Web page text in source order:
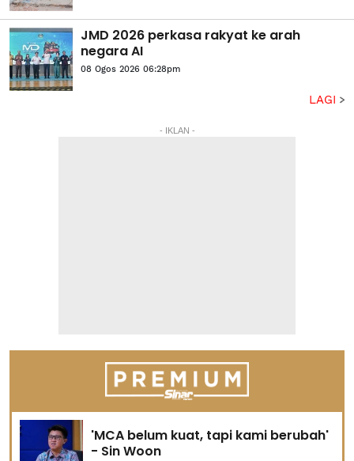
JMD 2026 perkasa rakyat ke arah
negara AI
08 Ogos 2026 06:28pm
LAGI
- IKLAN -
'MCA belum kuat, tapi kami berubah'
- Sin Woon